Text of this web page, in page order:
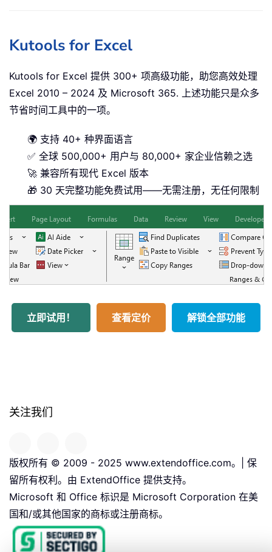
Kutools for Excel
Kutools for Excel 提供 300+ 项高级功能，助您高效处理
Excel 2010 – 2024 及 Microsoft 365. 上述功能只是众多
节省时间工具中的一项。
🌍 支持 40+ 种界面语言
✅ 全球 500,000+ 用户与 80,000+ 家企业信赖之选
🚀 兼容所有现代 Excel 版本
🎁 30 天完整功能免费试用——无需注册，无任何限制
立即试用！ 查看定价 解锁全部功能
关注我们
版权所有 © 2009 - 2025 www.extendoffice.com。| 保
留所有权利。由 ExtendOffice 提供支持。
Microsoft 和 Office 标识是 Microsoft Corporation 在美
国和/或其他国家的商标或注册商标。